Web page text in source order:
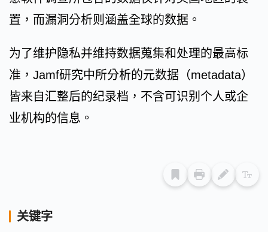
置，而漏洞分析则涵盖全球的数据。
为了维护隐私并维持数据蒐集和处理的最高标
准，Jamf研究中所分析的元数据（metadata）
皆来自汇整后的纪录档，不含可识别个人或企
业机构的信息。
关键字